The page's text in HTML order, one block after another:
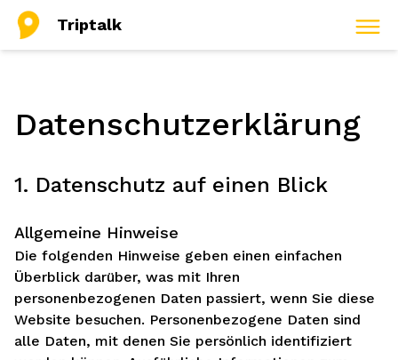
Triptalk
Datenschutz­erklärung
1. Datenschutz auf einen Blick
Allgemeine Hinweise
Die folgenden Hinweise geben einen einfachen
Überblick darüber, was mit Ihren
personenbezogenen Daten passiert, wenn Sie diese
Website besuchen. Personenbezogene Daten sind
alle Daten, mit denen Sie persönlich identifiziert